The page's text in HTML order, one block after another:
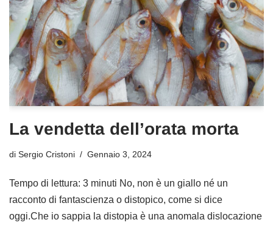
La vendetta dell’orata morta
di Sergio Cristoni Gennaio 3, 2024
Tempo di lettura: 3 minuti No, non è un giallo né un
racconto di fantascienza o distopico, come si dice
oggi.Che io sappia la distopia è una anomala dislocazione